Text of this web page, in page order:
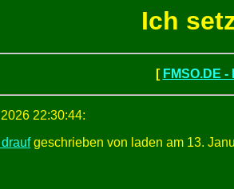
Ich
[ FMSO.DE
22:30:44:
geschrieben von laden am 13.